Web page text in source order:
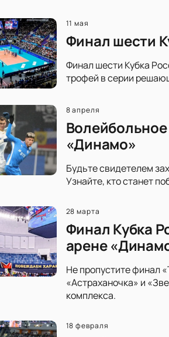
11 мая
Финал шести
Финал шести Кубка
трофей в серии
8 апреля
«Динамо»
Будьте свидетелем
Узнайте, кто станет
28 марта
Финал Кубка
арене
Не пропустите финал
«Астраханочка» и
комплекса.
18 февраля